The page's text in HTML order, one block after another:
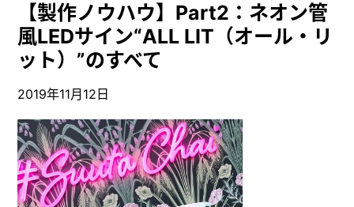
【製作ノウハウ】Part2：ネオン管
風LEDサイン“ALL LIT（オール・リ
ット）”のすべて
2019年11月12日